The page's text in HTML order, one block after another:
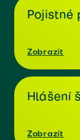
Pojistné
Zobrazit
Hlášení
Zobrazit